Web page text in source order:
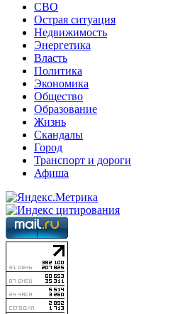
СВО
Острая ситуация
Недвижимость
Энергетика
Власть
Политика
Экономика
Общество
Образование
Жизнь
Скандалы
Город
Транспорт и дороги
Афиша